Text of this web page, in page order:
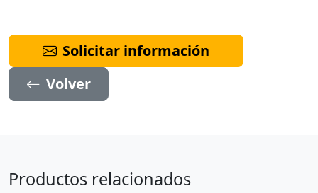
Solicitar información
Volver
Productos relacionados